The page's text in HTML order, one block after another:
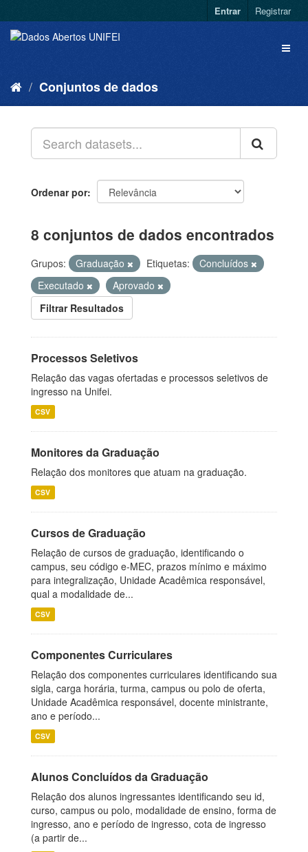
Entrar Registrar
Conjuntos de dados
Ordenar por
8 conjuntos de dados encontrados
Grupos: Graduação Etiquetas:
Concluídos
Executado
Aprovado
Filtrar Resultados
Processos Seletivos
Relação das vagas ofertadas e processos seletivos de
ingresso na Unifei.
CSV
Monitores da Graduação
Relação dos monitores que atuam na graduação.
CSV
Cursos de Graduação
Relação de cursos de graduação, identificando o
campus, seu código e-MEC, prazos mínimo e máximo
para integralização, Unidade Acadêmica responsável,
qual a modalidade de...
CSV
Componentes Curriculares
Relação dos componentes curriculares identificando sua
sigla, carga horária, turma, campus ou polo de oferta,
Unidade Acadêmica responsável, docente ministrante,
ano e período...
CSV
Alunos Concluídos da Graduação
Relação dos alunos ingressantes identificando seu id,
curso, campus ou polo, modalidade de ensino, forma de
ingresso, ano e período de ingresso, cota de ingresso
(a partir de...